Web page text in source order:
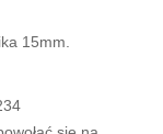
15mm.